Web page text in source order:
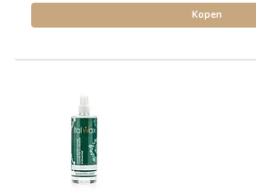
Kopen